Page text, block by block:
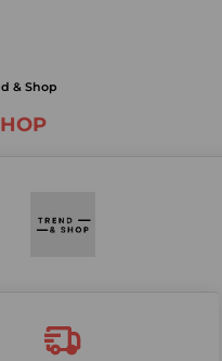
& Shop